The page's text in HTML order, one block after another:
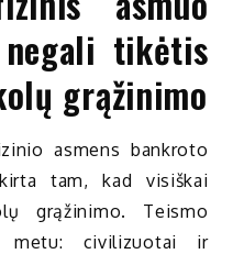
tikėtis
grąžinimo
asmens bankroto
tam, kad visiškai
grąžinimo. Teismo
metu: civilizuotai ir